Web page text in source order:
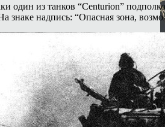
один из танков “Centurion”
знаке надпись: “Опасная зона,